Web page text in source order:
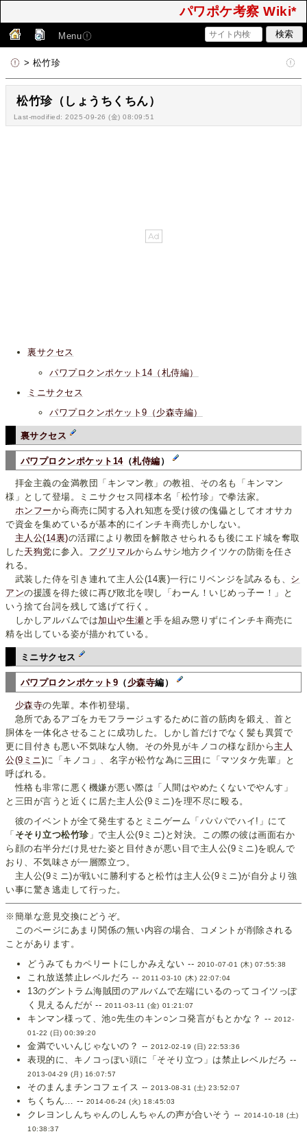
パワポケ考察 Wiki*
Menu
> 松竹珍
松竹珍（しょうちくちん）
Last-modified: 2025-09-26 (金) 08:09:51
裏サクセス
パワプロクンポケット14（札侍編）
ミニサクセス
パワプロクンポケット9（少森寺編）
裏サクセス
パワプロクンポケット14（札侍編 ）
拝金主義の金満教団「キンマン教」の教祖、その名も「キンマン
様」として登場。ミニサクセス同様本名「松竹珍」で拳法家。
ホンフーから商売に関する入れ知恵を受け彼の傀儡としてオオサカ
で資金を集めているが基本的にインチキ商売しかしない。
主人公(14裏)の活躍により教団を解散させられるも後にエド城を奪取
した天狗党に参入。 フグリマルからムサシ地方クイツケの防衛を任さ
れる。
武装した侍を引き連れて主人公(14裏)一行にリベンジを試みるも、 シ
アンの援護を得た彼に再び敗北を喫し「わーん！いじめっ子ー！」と
いう捨て台詞を残して逃げて行く。
しかしアルバムでは加山や生瀬 と手を組み懲りずにインチキ商売に
精を出している姿が描かれている。
ミニサクセス
パワプロクンポケット9 （少森寺編）
少森寺の先輩。本作初登場。
急所であるアゴをカモフラージュするために首の筋肉を鍛え、首と
胴体を一体化させることに成功した。しかし首だけでなく髪も異質で
更に目付きも悪い不気味な人物。その外見がキノコの様な顔から 主人
公(9ミニ)に「キノコ」、名字が松竹な為に 三田 に「マツタケ先輩」と
呼ばれる。
性格も非常に悪く機嫌が悪い際は「人間はやめたくないでやんす」
と三田が言うと近くに居た主人公(9ミニ)を理不尽に殴る。
彼のイベントが全て発生するとミニゲーム「パパパでハイ!」にて
「 そそり立つ松竹珍 」で主人公(9ミニ)と対決。この際の彼は画面右か
ら顔の右半分だけ見せた姿と目付きが悪い目で主人公(9ミニ)を睨んで
おり、不気味さが一層際立つ。
主人公(9ミニ)が戦いに勝利すると松竹は主人公(9ミニ)が自分より強
い事に驚き逃走して行った。
※簡単な意見交換にどうぞ。
このページにあまり関係の無い内容の場合、コメントが削除される
ことがあります。
どうみてもカペリートにしかみえない -- 2010-07-01 (木) 07:55:38
これ放送禁止レベルだろ -- 2011-03-10 (木) 22:07:04
13のグントラム海賊団のアルバムで左端にいるのってコイツっぽ
く見えるんだが -- 2011-03-11 (金) 01:21:07
キンマン様って、池○先生のキン○ンコ発言がもとかな？ -- 2012-
01-22 (日) 00:39:20
金満でいいんじゃないの？ --2012-02-19 (日) 22:53:36
表現的に、キノコっぽい頭に「そそり立つ」は禁止レベルだろ --
2013-04-29 (月) 16:07:57
そのまんまチンコフェイス --2013-08-31 (土) 23:52:07
ちくちん… -- 2014-06-24 (火) 18:45:03
クレヨンしんちゃんのしんちゃんの声が合いそう -- 2014-10-18 (土)
10:38:37